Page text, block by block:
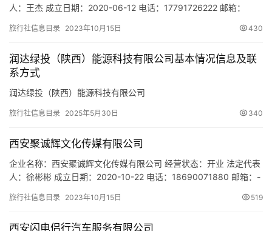
人：王杰 成立日期：2020-06-12 电话：17791726222 邮箱：
91610113MAB0H5Q33K 注册地址：陕西省西安市雁塔区东三爻长
绿化工程施工；对外承包工程；金…
旅行社信息目录 2023年10月15日 430
润达绿投（陕西）能源科技有限公司基本情况信息及联
系方式
润达绿投（陕西）能源科技有限公司
旅行社信息目录 2025年5月30日 340
西安聚诚辉文化传媒有限公司
企业名称：西安聚诚辉文化传媒有限公司 经营状态：开业 法定代表
人：徐彬彬 成立日期：2020-10-22 电话：18690071880 邮箱：-
安市未央区朱宏路389号汉都新苑A区17-1-3302 网址：- 经营范
旅行社信息目录 2023年10月15日 519
西安闪电侣行汽车服务有限公司